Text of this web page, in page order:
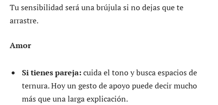
Tu sensibilidad será una brújula si no dejas que te
arrastre.
Amor
Si tienes pareja:cuida el tono y busca espacios de
ternura. Hoy un gesto de apoyo puede decir mucho
más que una larga explicación.